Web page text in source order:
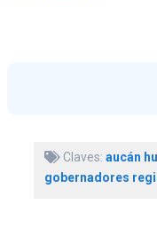
Claves: aucán
gobernadores